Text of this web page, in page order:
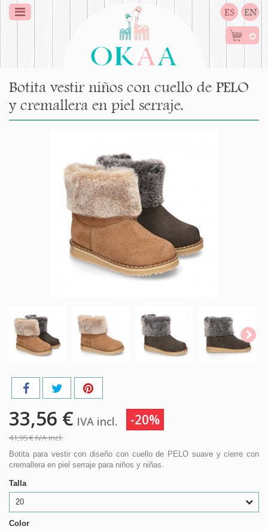
ES EN
0
Botita vestir niños con cuello de PELO
y cremallera en piel serraje.
33,56 € IVA incl. -20%
41,95 €IVA incl.
Botita para vestir con diseño con cuello de PELO suave y cierre con
cremallera en piel serraje para niños y niñas.
Talla
20
Color